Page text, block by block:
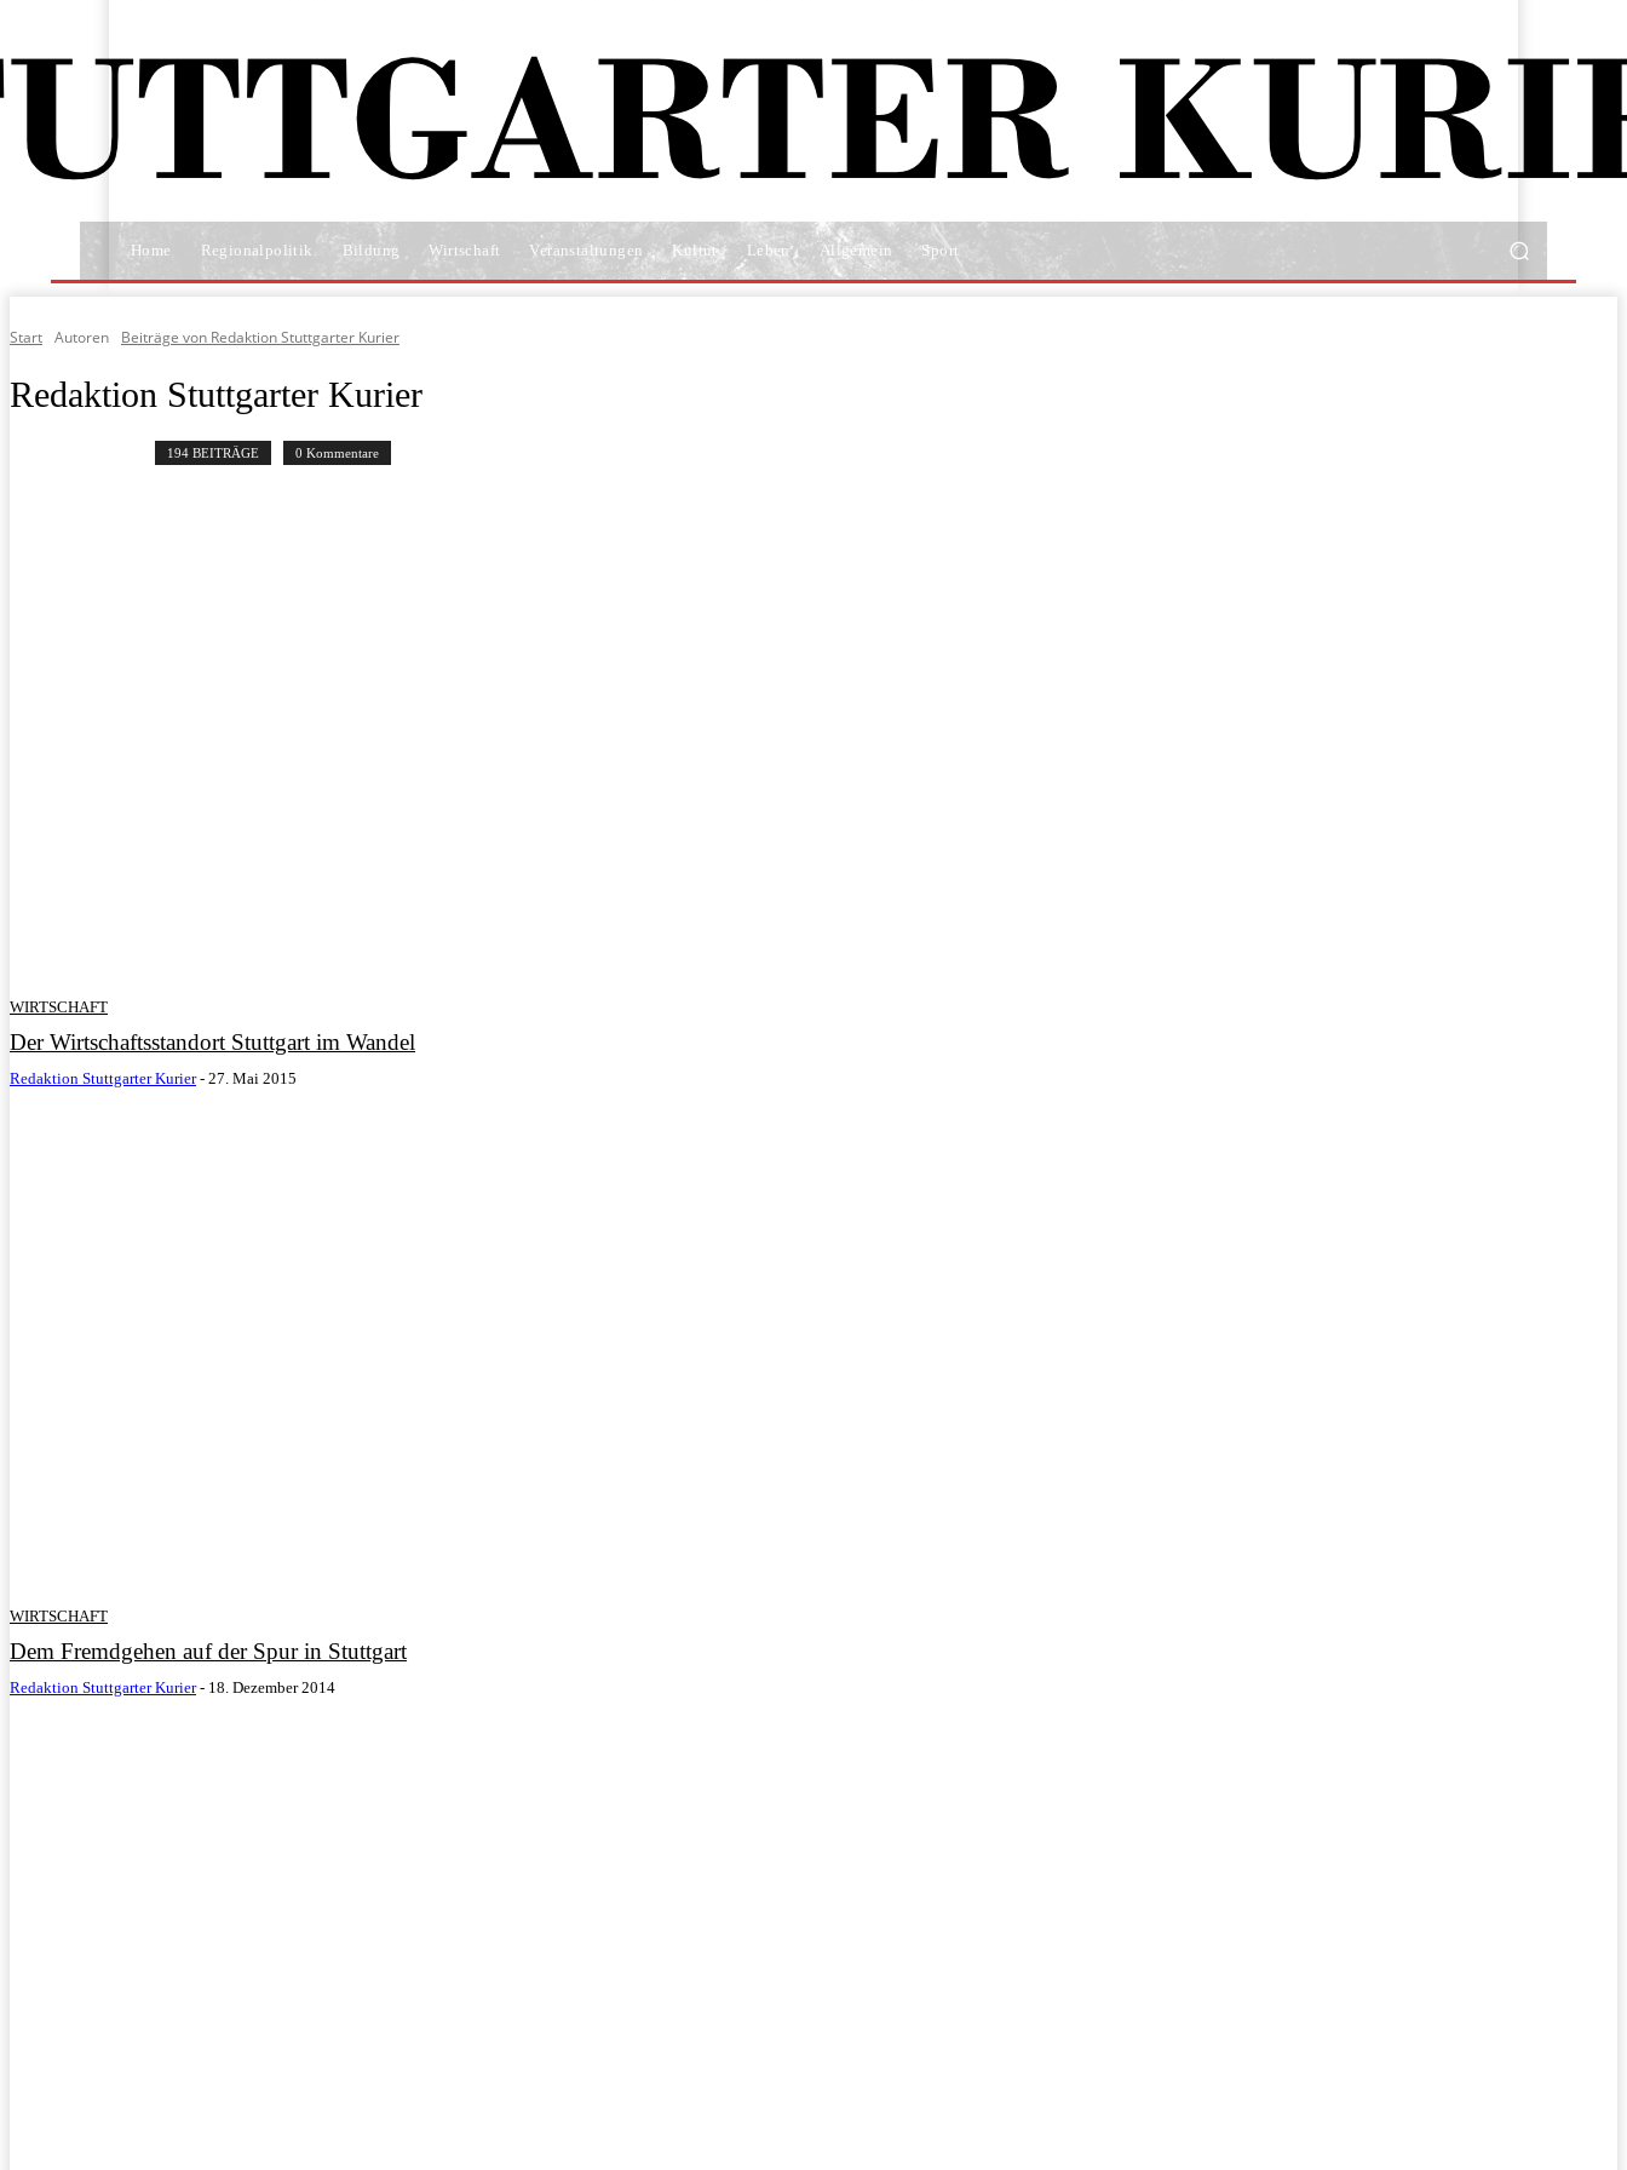
Home Regionalpolitik Bildung Wirtschaft Veranstaltungen Kultur Leben Allgemein Sport
Start Autoren Beiträge von Redaktion Stuttgarter Kurier
Redaktion Stuttgarter Kurier
194 BEITRÄGE 0 Kommentare
WIRTSCHAFT
Der Wirtschaftsstandort Stuttgart im Wandel
Redaktion Stuttgarter Kurier - 27. Mai 2015
WIRTSCHAFT
Dem Fremdgehen auf der Spur in Stuttgart
Redaktion Stuttgarter Kurier - 18. Dezember 2014